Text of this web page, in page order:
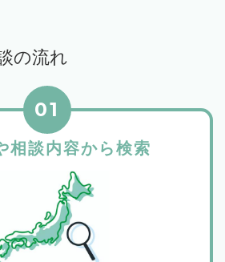
の流れ
相談内容から検索
01